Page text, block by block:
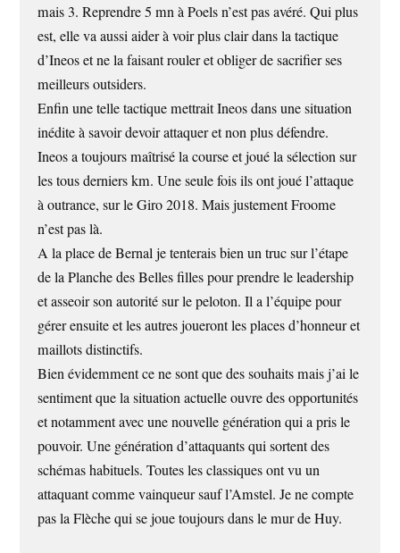
mais 3. Reprendre 5 mn à Poels n’est pas avéré. Qui plus
est, elle va aussi aider à voir plus clair dans la tactique
d’Ineos et ne la faisant rouler et obliger de sacrifier ses
meilleurs outsiders.
Enfin une telle tactique mettrait Ineos dans une situation
inédite à savoir devoir attaquer et non plus défendre.
Ineos a toujours maîtrisé la course et joué la sélection sur
les tous derniers km. Une seule fois ils ont joué l’attaque
à outrance, sur le Giro 2018. Mais justement Froome
n’est pas là.
A la place de Bernal je tenterais bien un truc sur l’étape
de la Planche des Belles filles pour prendre le leadership
et asseoir son autorité sur le peloton. Il a l’équipe pour
gérer ensuite et les autres joueront les places d’honneur et
maillots distinctifs.
Bien évidemment ce ne sont que des souhaits mais j’ai le
sentiment que la situation actuelle ouvre des opportunités
et notamment avec une nouvelle génération qui a pris le
pouvoir. Une génération d’attaquants qui sortent des
schémas habituels. Toutes les classiques ont vu un
attaquant comme vainqueur sauf l’Amstel. Je ne compte
pas la Flèche qui se joue toujours dans le mur de Huy.